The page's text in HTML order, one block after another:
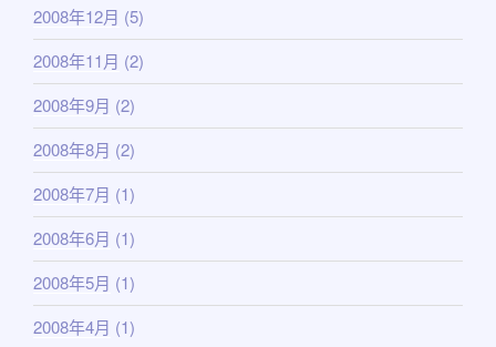
2008年12月 (5)
2008年11月 (2)
2008年9月 (2)
2008年8月 (2)
2008年7月 (1)
2008年6月 (1)
2008年5月 (1)
2008年4月 (1)